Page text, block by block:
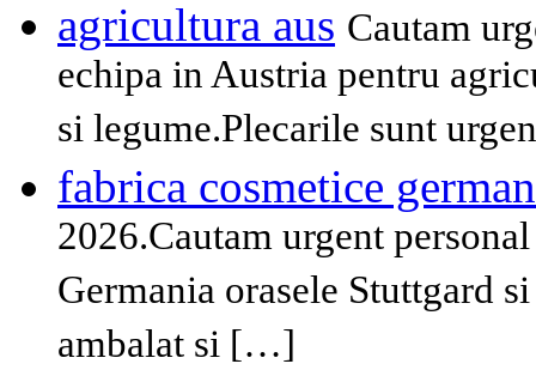
agricultura aus Cautam
echipa in Austria pentru
si legume.Plecarile sunt
fabrica cosmetice
2026.Cautam urgent
Germania orasele Stuttgard
ambalat si […]